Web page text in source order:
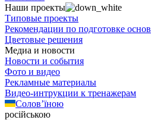
Наши проекты
Типовые проекты
Рекомендации по подготовке основ
Цветовые решения
Медиа и новости
Новости и события
Фото и видео
Рекламные материалы
Видео-интрукции к тренажерам
Солов’їною
російською